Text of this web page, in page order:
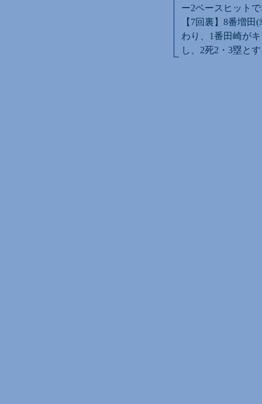
ー2ベースヒット
【7回裏】8番増
わり、1番田崎が
し、2死2・3塁と